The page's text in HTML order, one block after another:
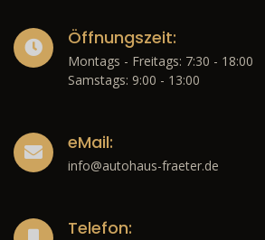
Öffnungszeit:
Montags - Freitags: 7:30 - 18:00
Samstags: 9:00 - 13:00
eMail:
info@autohaus-fraeter.de
Telefon: